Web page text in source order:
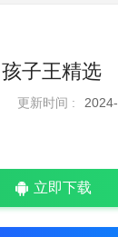
孩子王精选
更新时间 :
立即下载